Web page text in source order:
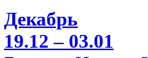
Декабрь
19.12 – 03.01